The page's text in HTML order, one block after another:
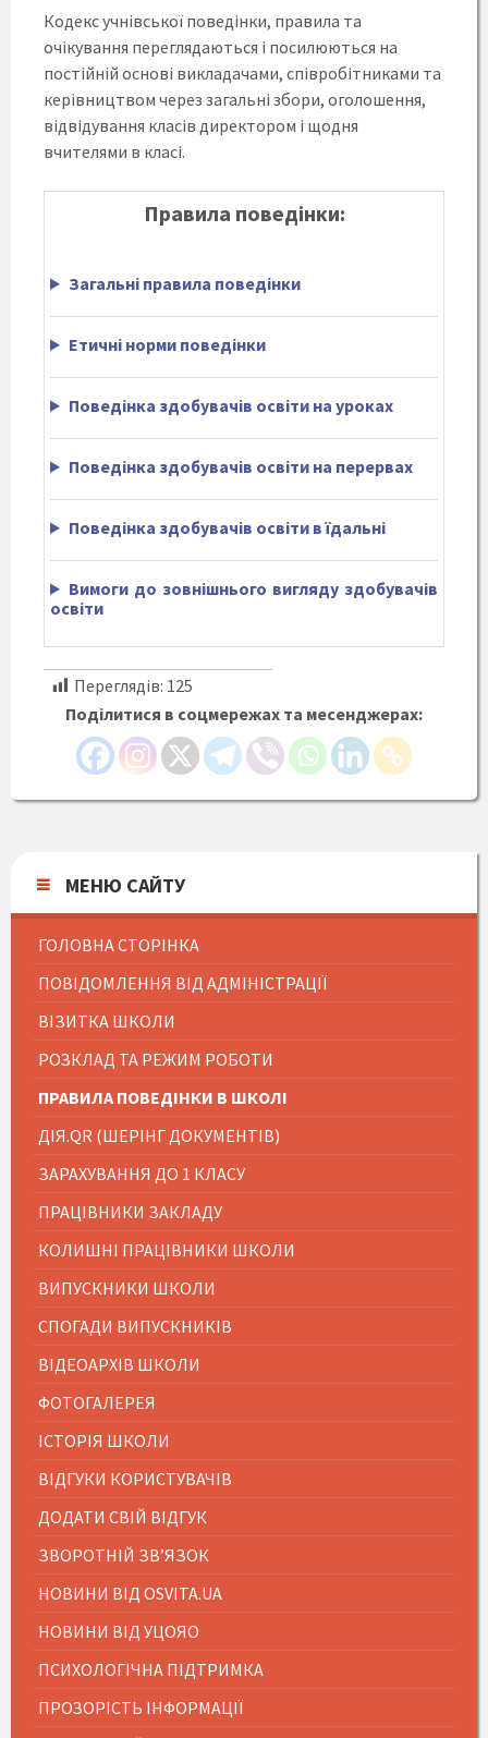
Кодекс учнівської поведінки, правила та
очікування переглядаються і посилюються на
постійній основі викладачами, співробітниками та
керівництвом через загальні збори, оголошення,
відвідування класів директором і щодня
вчителями в класі.
Правила поведінки:
Загальні правила поведінки
Етичні норми поведінки
Поведінка здобувачів освіти на уроках
Поведінка здобувачів освіти на перервах
Поведінка здобувачів освіти в їдальні
Вимоги до зовнішнього вигляду здобувачів
освіти
Переглядів: 125
Поділитися в соцмережах та месенджерах:
МЕНЮ САЙТУ
ГОЛОВНА СТОРІНКА
ПОВІДОМЛЕННЯ ВІД АДМІНІСТРАЦІЇ
ВІЗИТКА ШКОЛИ
РОЗКЛАД ТА РЕЖИМ РОБОТИ
ПРАВИЛА ПОВЕДІНКИ В ШКОЛІ
ДІЯ.QR (ШЕРІНГ ДОКУМЕНТІВ)
ЗАРАХУВАННЯ ДО 1 КЛАСУ
ПРАЦІВНИКИ ЗАКЛАДУ
КОЛИШНІ ПРАЦІВНИКИ ШКОЛИ
ВИПУСКНИКИ ШКОЛИ
СПОГАДИ ВИПУСКНИКІВ
ВІДЕОАРХІВ ШКОЛИ
ФОТОГАЛЕРЕЯ
ІСТОРІЯ ШКОЛИ
ВІДГУКИ КОРИСТУВАЧІВ
ДОДАТИ СВІЙ ВІДГУК
ЗВОРОТНІЙ ЗВ’ЯЗОК
НОВИНИ ВІД OSVITA.UA
НОВИНИ ВІД УЦОЯО
ПСИХОЛОГІЧНА ПІДТРИМКА
ПРОЗОРІСТЬ ІНФОРМАЦІЇ